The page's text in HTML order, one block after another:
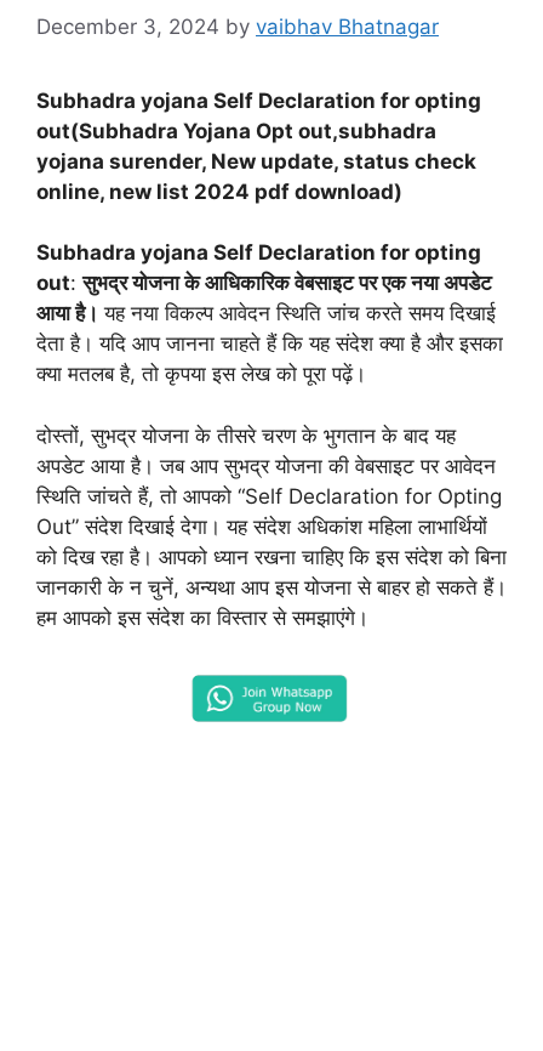
December 3, 2024 by vaibhav Bhatnagar
Subhadra yojana Self Declaration for opting
out(Subhadra Yojana Opt out,subhadra
yojana surender, New update, status check
online, new list 2024 pdf download)
Subhadra yojana Self Declaration for opting
out:सुभद्र योजना के आधिकारिक वेबसाइट पर एक नया अपडेट
आया है। यह नया विकल्प आवेदन स्थिति जांच करते समय दिखाई
देता है। यदि आप जानना चाहते हैं कि यह संदेश क्या है और इसका
क्या मतलब है, तो कृपया इस लेख को पूरा पढ़ें।
दोस्तों, सुभद्र योजना के तीसरे चरण के भुगतान के बाद यह
अपडेट आया है। जब आप सुभद्र योजना की वेबसाइट पर आवेदन
स्थिति जांचते हैं, तो आपको “Self Declaration for Opting
Out” संदेश दिखाई देगा। यह संदेश अधिकांश महिला लाभार्थियों
को दिख रहा है। आपको ध्यान रखना चाहिए कि इस संदेश को बिना
जानकारी के न चुनें, अन्यथा आप इस योजना से बाहर हो सकते हैं।
हम आपको इस संदेश का विस्तार से समझाएंगे।